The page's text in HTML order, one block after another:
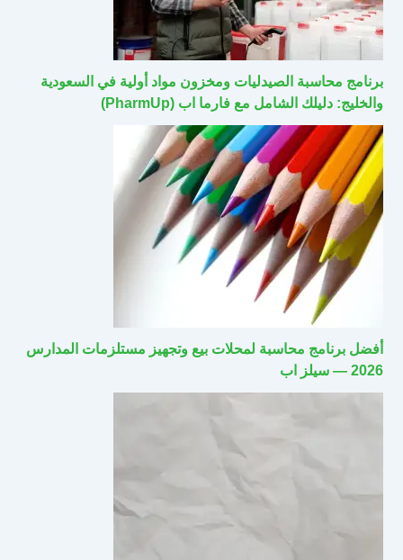
برنامج محاسبة الصيدليات ومخزون مواد أولية في السعودية
والخليج: دليلك الشامل مع فارما اب (PharmUp)
أفضل برنامج محاسبة لمحلات بيع وتجهيز مستلزمات المدارس
2026 — سيلز اب